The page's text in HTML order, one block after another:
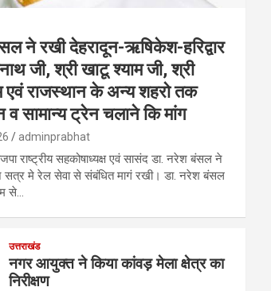
ने रखी देहरादून-ऋषिकेश-हरिद्वार
जी, श्री खाटू श्याम जी, श्री
एवं राजस्थान के अन्य शहरो तक
सामान्य ट्रेन चलाने कि मांग
adminprabhat
राष्ट्रीय सहकोषाध्यक्ष एवं सासंद डा. नरेश बंसल ने
मे रेल सेवा से संबंधित मागं रखी। डा. नरेश बंसल
से…
उत्तराखंड
नगर आयुक्त ने किया कांवड़ मेला क्षेत्र का
निरीक्षण